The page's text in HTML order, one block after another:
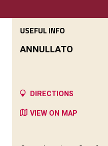
USEFUL INFO
ANNULLATO
DIRECTIONS
VIEW ON MAP